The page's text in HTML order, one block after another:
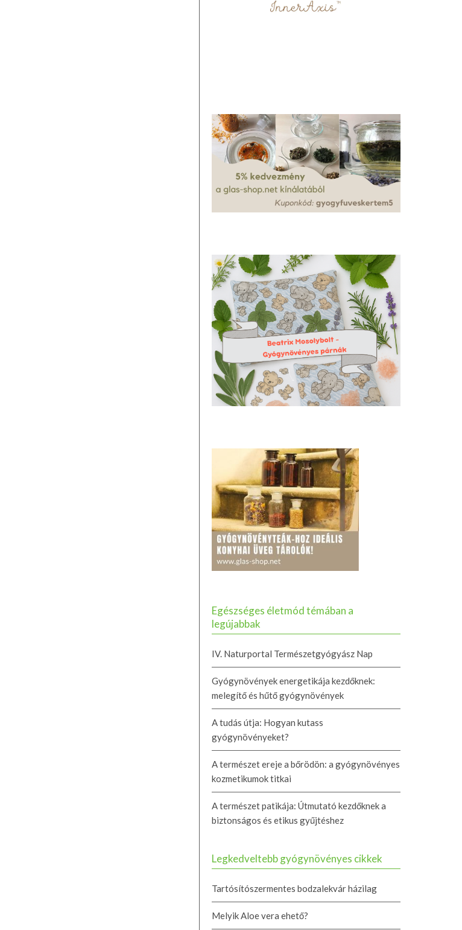
Egészséges életmód témában a
legújabbak
IV. Naturportal Természetgyógyász Nap
Gyógynövények energetikája kezdőknek:
melegítő és hűtő gyógynövények
A tudás útja: Hogyan kutass
gyógynövényeket?
A természet ereje a bőrödön: a gyógynövényes
kozmetikumok titkai
A természet patikája: Útmutató kezdőknek a
biztonságos és etikus gyűjtéshez
Legkedveltebb gyógynövényes cikkek
Tartósítószermentes bodzalekvár házilag
Melyik Aloe vera ehető?